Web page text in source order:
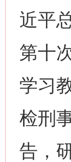
近平
第十
学习
检刑
告，